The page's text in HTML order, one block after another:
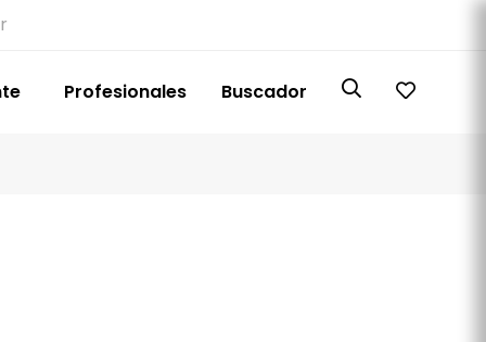
Profesionales Buscador